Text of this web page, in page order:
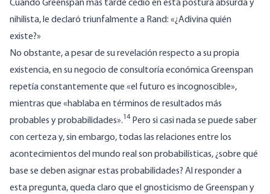
Cuando Greenspan más tarde cedió en esta postura absurda y
nihilista, le declaró triunfalmente a Rand: «¿Adivina quién
existe?»
No obstante, a pesar de su revelación respecto a su propia
existencia, en su negocio de consultoría económica Greenspan
repetía constantemente que «el futuro es incognoscible»,
mientras que «hablaba en términos de resultados más
probables y probabilidades».14 Pero si casi nada se puede saber
con certeza y, sin embargo, todas las relaciones entre los
acontecimientos del mundo real son probabilísticas, ¿sobre qué
base se deben asignar estas probabilidades? Al responder a
esta pregunta, queda claro que el gnosticismo de Greenspan y